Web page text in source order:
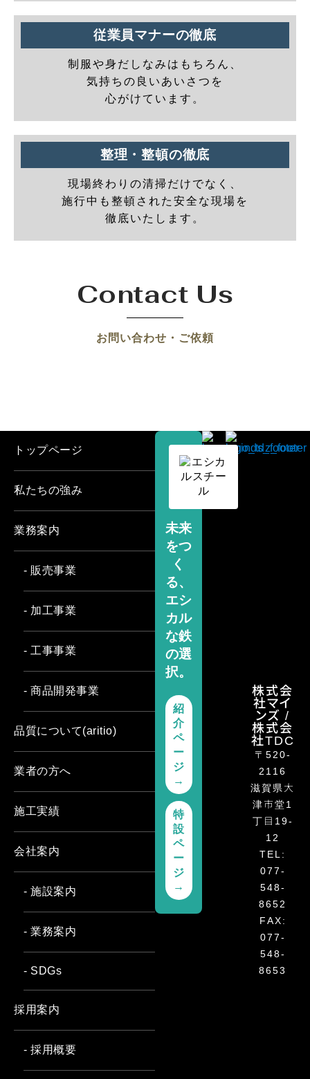
従業員マナーの徹底
制服や身だしなみはもちろん、
気持ちの良いあいさつを
心がけています。
整理・整頓の徹底
現場終わりの清掃だけでなく、
施行中も整頓された安全な現場を
徹底いたします。
Contact Us
お問い合わせ・ご依頼
株式会
社マイ
ンズ /
株式会
社TDC
〒520-
2116
滋賀県大
津市堂1
丁目19-
12
TEL:
077-
548-
8652
FAX:
077-
548-
8653
未来
をつ
く
る、
エシ
カル
な鉄
の選
択。
紹
介
ペ
ー
ジ
→
特
設
ペ
ー
ジ
→
トップページ
私たちの強み
業務案内
- 販売事業
- 加工事業
- 工事事業
- 商品開発事業
品質について(aritio)
業者の方へ
施工実績
会社案内
- 施設案内
- 業務案内
- SDGs
採用案内
- 採用概要